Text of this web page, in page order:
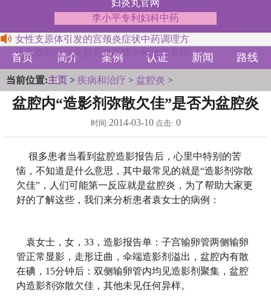
妇炎丸官网
李小平专利妇科中药
女性支原体引发的宫颈炎症状中药调理方
子宫腺肌症伴盆腔充血疼痛中药治疗方法
首页 简介 案例 认证 新闻 路线
当前位置:主页 > 疾病和治疗 > 盆腔炎 >
盆腔内“造影剂弥散欠佳”是否为盆腔炎
时间:2014-03-10点击: 0
很多患者当看到盆腔造影报告后，心里中特别的苦
恼，不知道是什么意思，其中最常见的就是“造影剂弥散
欠佳”，人们可能第一反应就是盆腔炎，为了帮助大家更
好的了解这些，我们来分析患者袁女士的病例：
袁女士，女，33，造影报告单：子宫输卵管两侧输卵
管正常显影，走形迂曲，伞端造影剂溢出，盆腔内有散
在碘，15分钟后：双侧输卵管内均见造影剂聚集，盆腔
内造影剂弥散欠佳，其他未见任何异样。